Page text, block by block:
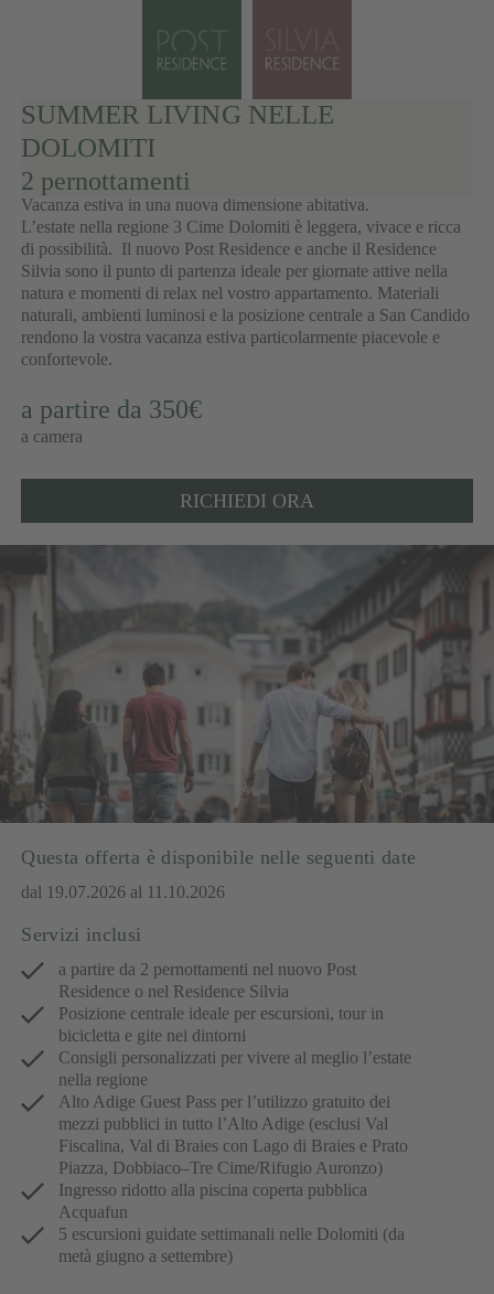
SUMMER LIVING NELLE
DOLOMITI
2 pernottamenti
Vacanza estiva in una nuova dimensione abitativa.
L’estate nella regione 3 Cime Dolomiti è leggera, vivace e ricca
di possibilità. Il nuovo Post Residence e anche il Residence
Silvia sono il punto di partenza ideale per giornate attive nella
natura e momenti di relax nel vostro appartamento. Materiali
naturali, ambienti luminosi e la posizione centrale a San Candido
rendono la vostra vacanza estiva particolarmente piacevole e
confortevole.
a partire da 350€
a camera
RICHIEDI ORA
Questa offerta è disponibile nelle seguenti date
dal 19.07.2026 al 11.10.2026
Servizi inclusi
a partire da 2 pernottamenti nel nuovo Post
Residence o nel Residence Silvia
Posizione centrale ideale per escursioni, tour in
bicicletta e gite nei dintorni
Consigli personalizzati per vivere al meglio l’estate
nella regione
Alto Adige Guest Pass per l’utilizzo gratuito dei
mezzi pubblici in tutto l’Alto Adige (esclusi Val
Fiscalina, Val di Braies con Lago di Braies e Prato
Piazza, Dobbiaco–Tre Cime/Rifugio Auronzo)
Ingresso ridotto alla piscina coperta pubblica
Acquafun
5 escursioni guidate settimanali nelle Dolomiti (da
metà giugno a settembre)